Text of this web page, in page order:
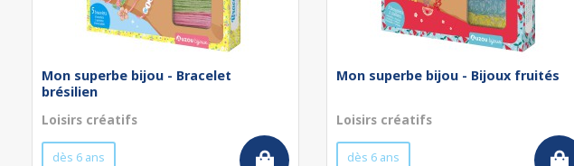
Mon superbe bijou - Bracelet
brésilien
Loisirs créatifs
dès 6 ans
Mon superbe bijou - Bijoux fruités
Loisirs créatifs
dès 6 ans